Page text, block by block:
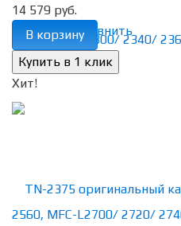
избранное сравнить
14 579 руб.
В корзину
Хит!